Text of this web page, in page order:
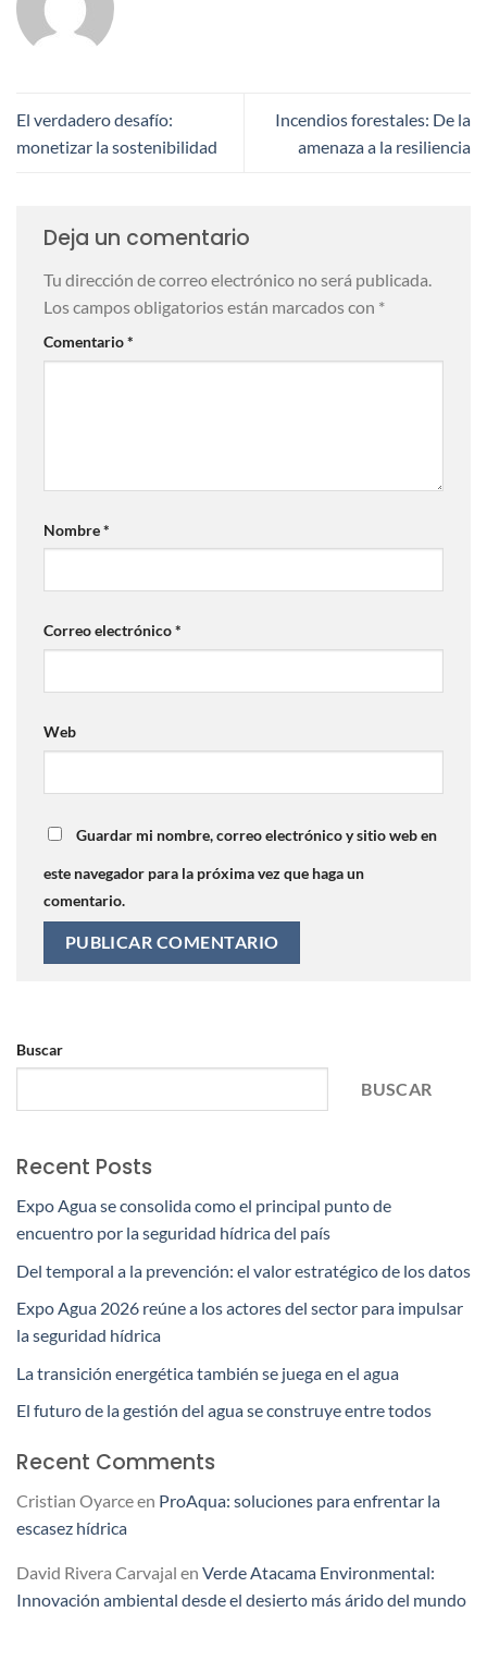
El verdadero desafío:
monetizar la sostenibilidad
Incendios forestales: De la
amenaza a la resiliencia
Deja un comentario
Tu dirección de correo electrónico no será publicada.
Los campos obligatorios están marcados con *
Comentario*
Nombre*
Correo electrónico*
Web
Guardar mi nombre, correo electrónico y sitio web en
este navegador para la próxima vez que haga un
comentario.
Buscar
BUSCAR
Recent Posts
Expo Agua se consolida como el principal punto de
encuentro por la seguridad hídrica del país
Del temporal a la prevención: el valor estratégico de los datos
Expo Agua 2026 reúne a los actores del sector para impulsar
la seguridad hídrica
La transición energética también se juega en el agua
El futuro de la gestión del agua se construye entre todos
Recent Comments
Cristian Oyarceen ProAqua: soluciones para enfrentar la
escasez hídrica
David Rivera Carvajal en Verde Atacama Environmental:
Innovación ambiental desde el desierto más árido del mundo